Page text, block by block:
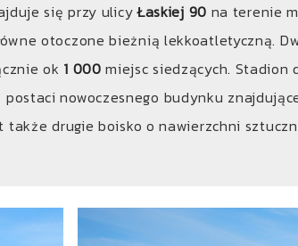
się przy ulicyŁaskiej 90 na terenie
otoczone bieżnią lekkoatletyczną.
ok 1 000 miejsc siedzących. Stadion
nowoczesnego budynku
drugie boisko o nawierzchni